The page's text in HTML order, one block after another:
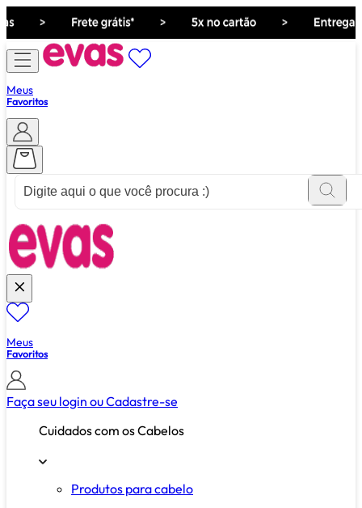
Meus
Favoritos
Meus
Favoritos
Faça seu login ouCadastre-se
Cuidados com os Cabelos
Produtos para cabelo